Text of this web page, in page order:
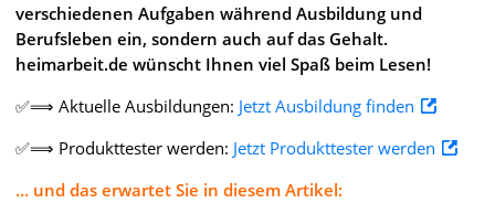
verschiedenen Aufgaben während Ausbildung und
Berufsleben ein, sondern auch auf das Gehalt.
heimarbeit.de wünscht Ihnen viel Spaß beim Lesen!
✅⟹ Aktuelle Ausbildungen: Jetzt Ausbildung finden
✅⟹ Produkttester werden: Jetzt Produkttester werden
… und das erwartet Sie in diesem Artikel: